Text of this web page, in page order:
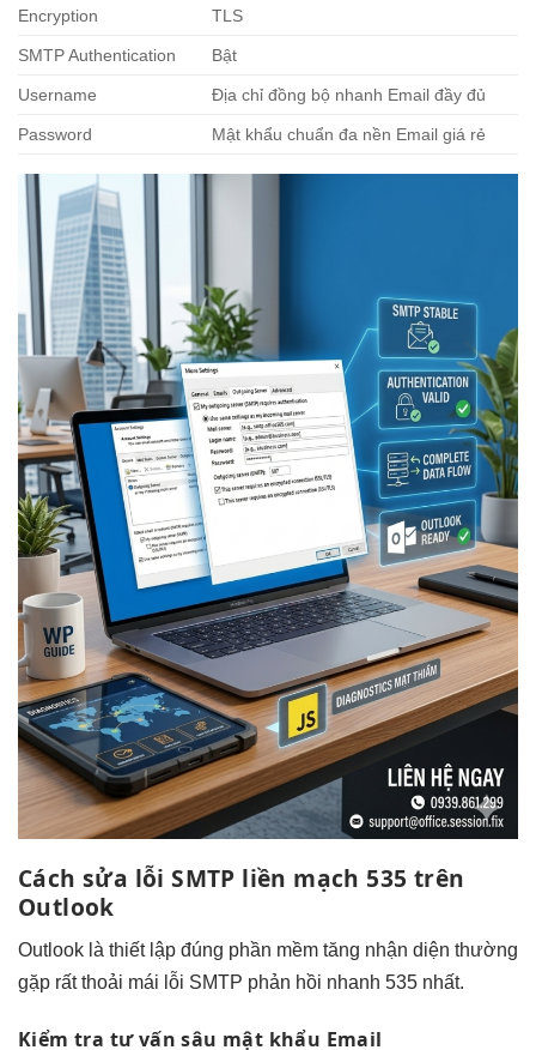
Encryption TLS
SMTP Authentication Bật
Username Địa chỉđồng bộ nhanh Email đầy đủ
Password Mật khẩuchuẩn đa nền Email giá rẻ
Cách sửa lỗi SMTP liền mạch 535 trên
Outlook
Outlook là thiết lập đúng phần mềm tăng nhận diện thường
gặp rất thoải mái lỗi SMTP phản hồi nhanh 535 nhất.
Kiểm tra tư vấn sâu mật khẩu Email